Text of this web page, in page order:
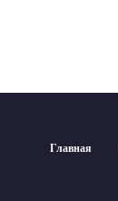
Главная